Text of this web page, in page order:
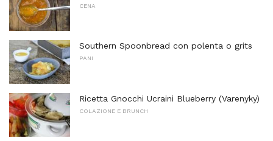
CENA
Southern Spoonbread con polenta o grits
PANI
Ricetta Gnocchi Ucraini Blueberry (Varenyky)
COLAZIONE E BRUNCH